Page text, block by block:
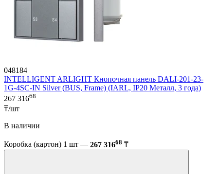
048184
INTELLIGENT ARLIGHT Кнопочная панель DALI-201-23-
1G-4SC-IN Silver (BUS, Frame) (IARL, IP20 Металл, 3 года)
267 31668
₸/шт
В наличии
Коробка (картон) 1 шт — 267 31668 ₸